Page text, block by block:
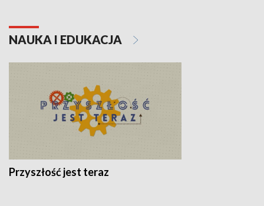
NAUKA I EDUKACJA
Przyszłość jest teraz